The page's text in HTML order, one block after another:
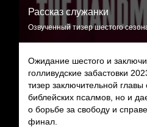
Рассказ служанки
Озвученный тизер шестого
Ожидание шестого и
голливудские забастовки
тизер заключительной
библейских псалмов, но и
о борьбе за свободу и
финал.